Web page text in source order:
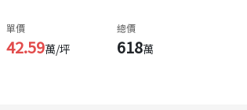
單價
42.59萬/坪
總價
618萬